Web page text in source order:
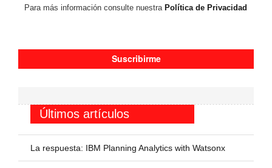
Para más información consulte nuestra Política de Privacidad
Últimos artículos
La respuesta: IBM Planning Analytics with Watsonx